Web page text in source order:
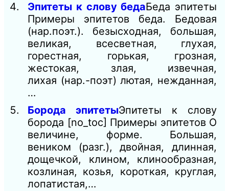
Эпитеты к слову бедаБеда эпитеты
Примеры эпитетов беда. Бедовая
(нар.поэт.). безысходная, большая,
великая, всесветная, глухая,
горестная, горькая, грозная,
жестокая, злая, извечная,
лихая (нар.-поэт) лютая, нежданная,
…
Борода эпитетыЭпитеты к слову
борода [no_toc] Примеры эпитетов О
величине, форме. Большая,
веником (разг.), двойная, длинная,
дощечкой, клином, клинообразная,
козлиная, козья, короткая, круглая,
лопатистая,…